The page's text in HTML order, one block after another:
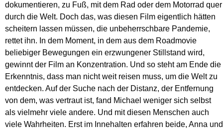
dokumentieren, zu Fuß, mit dem Rad oder dem Motorrad quer
durch die Welt. Doch das, was diesen Film eigentlich hätten
scheitern lassen müssen, die unbeherrschbare Pandemie,
rettet ihn. In dem Moment, in dem aus dem Roadmovie
beliebiger Bewegungen ein erzwungener Stillstand wird,
gewinnt der Film an Konzentration. Und so steht am Ende die
Erkenntnis, dass man nicht weit reisen muss, um die Welt zu
entdecken. Auf der Suche nach der Distanz, der Entfernung
von dem, was vertraut ist, fand Michael weniger sich selbst
als vielmehr viele andere. Und mit diesen Menschen auch
viele Wahrheiten. Erst im Innehalten erfahren beide, Anna und